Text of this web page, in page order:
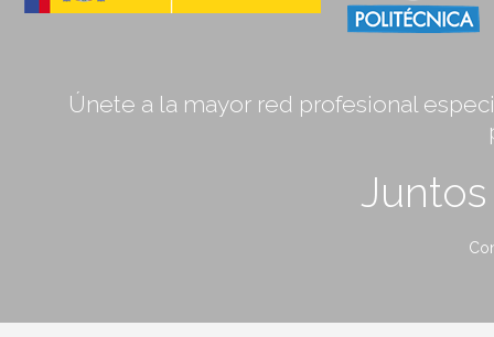
Únete a la mayor red profesional